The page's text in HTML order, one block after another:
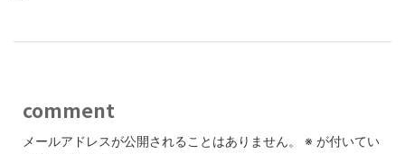
comment
メールアドレスが公開されることはありません。 ※ が付いてい